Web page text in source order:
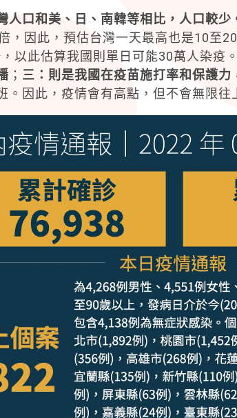
口和美、日、南韓等相比，人口較少
，因此，預估台灣一天最高也是10至
以此估算我國則單日可能30萬人染疫。
； 三：則是我國在疫苗施打率和保護
。因此，疫情會有高點，但不會無限往